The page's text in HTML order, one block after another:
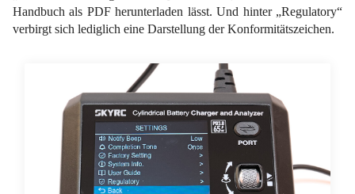
Handbuch als PDF herunterladen lässt. Und hinter „Regulatory“
verbirgt sich lediglich eine Darstellung der Konformitätszeichen.